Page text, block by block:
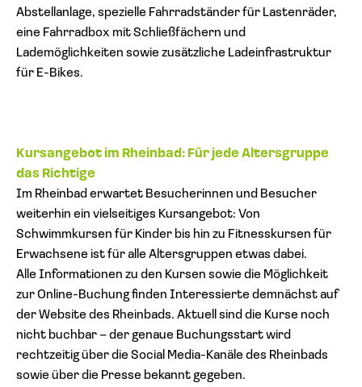
Abstellanlage, spezielle Fahrradständer für Lastenräder,
eine Fahrradbox mit Schließfächern und
Lademöglichkeiten sowie zusätzliche Ladeinfrastruktur
für E-Bikes.
Kursangebot im Rheinbad: Für jede Altersgruppe
das Richtige
Im Rheinbad erwartet Besucherinnen und Besucher
weiterhin ein vielseitiges Kursangebot: Von
Schwimmkursen für Kinder bis hin zu Fitnesskursen für
Erwachsene ist für alle Altersgruppen etwas dabei.
Alle Informationen zu den Kursen sowie die Möglichkeit
zur Online-Buchung finden Interessierte demnächst auf
der Website des Rheinbads. Aktuell sind die Kurse noch
nicht buchbar – der genaue Buchungsstart wird
rechtzeitig über die Social Media-Kanäle des Rheinbads
sowie über die Presse bekannt gegeben.